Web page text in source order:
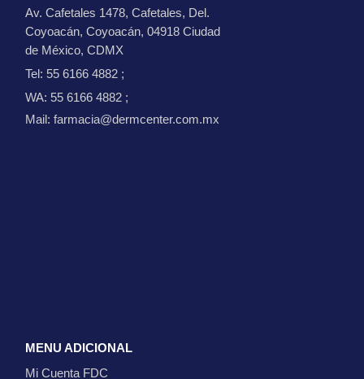
Av. Cafetales 1478, Cafetales, Del.
Coyoacán, Coyoacán, 04918 Ciudad
de México, CDMX
Tel: 55 6166 4882 ;
WA: 55 6166 4882 ;
Mail: farmacia@dermcenter.com.mx
MENU ADICIONAL
Mi Cuenta FDC